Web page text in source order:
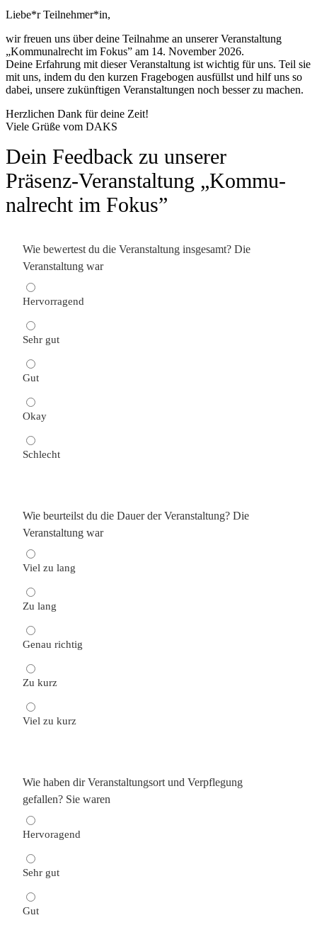
Liebe*r Teilnehmer*in,
wir freuen uns über deine Teilnahme an unserer Veran­staltung
„Kommu­nal­recht im Fokus” am 14. November 2026.
Deine Erfahrung mit dieser Veran­staltung ist wichtig für uns. Teil sie
mit uns, indem du den kurzen Frage­bogen ausfüllst und hilf uns so
dabei, unsere zukünf­tigen Veran­stal­tungen noch besser zu machen.
Herzlichen Dank für deine Zeit!
Viele Grüße vom DAKS
Dein Feedback zu unserer
Präsenz-Veran­staltung „Kommu­
nal­recht im Fokus”
Wie bewertest du die Veran­staltung insgesamt? Die
Veran­staltung war
Hervor­ragend
Sehr gut
Gut
Okay
Schlecht
Wie beurteilst du die Dauer der Veran­staltung? Die
Veran­staltung war
Viel zu lang
Zu lang
Genau richtig
Zu kurz
Viel zu kurz
Wie haben dir Veran­stal­tungsort und Verpflegung
gefallen? Sie waren
Hervo­r­agend
Sehr gut
Gut